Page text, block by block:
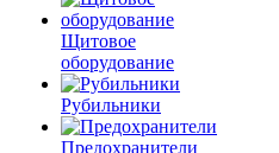
Щитовое
оборудование
Рубильники
Предохранители